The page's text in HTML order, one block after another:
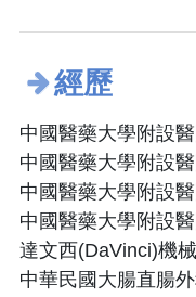
經歷
中國醫藥大學附設
中國醫藥大學附設
中國醫藥大學附設
中國醫藥大學附設
達文西(DaVinci)機
中華民國大腸直腸